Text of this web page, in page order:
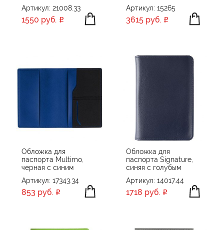
Артикул: 21008.33
1550 руб.
Артикул: 15265
3615 руб.
Обложка для
паспорта Multimo,
черная с синим
Артикул: 17343.34
853 руб.
Обложка для
паспорта Signature,
синяя с голубым
Артикул: 14017.44
1718 руб.